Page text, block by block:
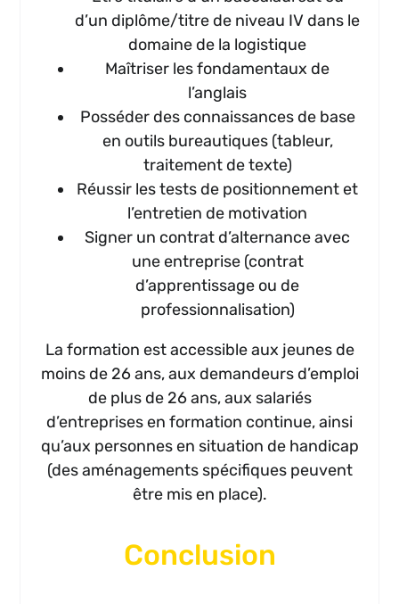
d’un diplôme/titre de niveau IV dans le
domaine de la logistique
Maîtriser les fondamentaux de
l’anglais
Posséder des connaissances de base
en outils bureautiques (tableur,
traitement de texte)
Réussir les tests de positionnement et
l’entretien de motivation
Signer un contrat d’alternance avec
une entreprise (contrat
d’apprentissage ou de
professionnalisation)
La formation est accessible aux jeunes de
moins de 26 ans, aux demandeurs d’emploi
de plus de 26 ans, aux salariés
d’entreprises en formation continue, ainsi
qu’aux personnes en situation de handicap
(des aménagements spécifiques peuvent
être mis en place).
Conclusion